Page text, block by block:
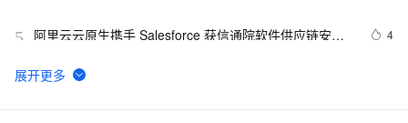
5
阿里云云原生携手 Salesforce 获信通院软件供应链安全
4
6
【云原生|K8s系列第3篇】：实战Kubectl创建